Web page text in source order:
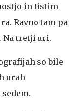
in tistim
Ravno tam pa
Na tretji uri.
so bile
urah